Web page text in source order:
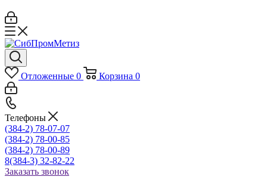
Отложенные 0 Корзина 0
Телефоны
(384-2) 78-07-07
(384-2) 78-00-85
(384-2) 78-00-89
8(384-3) 32-82-22
Заказать звонок